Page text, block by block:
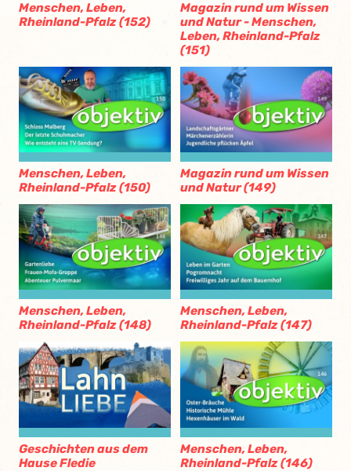
Menschen, Leben,
Rheinland-Pfalz (152)
Magazin rund um Wissen
und Natur - Menschen,
Leben, Rheinland-Pfalz
(151)
Menschen, Leben,
Rheinland-Pfalz (150)
Magazin rund um Wissen
und Natur (149)
Menschen, Leben,
Rheinland-Pfalz (148)
Menschen, Leben,
Rheinland-Pfalz (147)
Geschichten aus dem
Hause Fledie
Menschen, Leben,
Rheinland-Pfalz (146)